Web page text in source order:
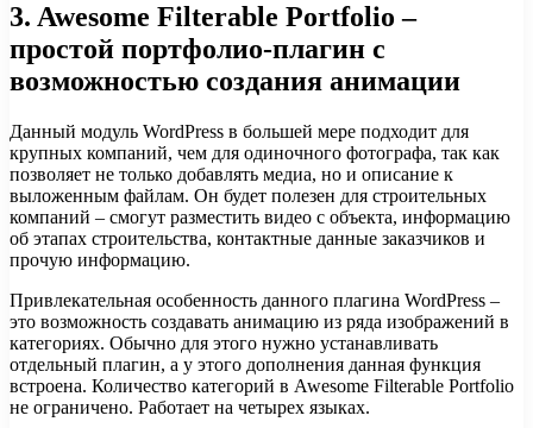
3. Awesome Filterable Portfolio –
простой портфолио-плагин с
возможностью создания анимации
Данный модуль WordPress в большей мере подходит для
крупных компаний, чем для одиночного фотографа, так как
позволяет не только добавлять медиа, но и описание к
выложенным файлам. Он будет полезен для строительных
компаний – смогут разместить видео с объекта, информацию
об этапах строительства, контактные данные заказчиков и
прочую информацию.
Привлекательная особенность данного плагина WordPress –
это возможность создавать анимацию из ряда изображений в
категориях. Обычно для этого нужно устанавливать
отдельный плагин, а у этого дополнения данная функция
встроена. Количество категорий в Awesome Filterable Portfolio
не ограничено. Работает на четырех языках.